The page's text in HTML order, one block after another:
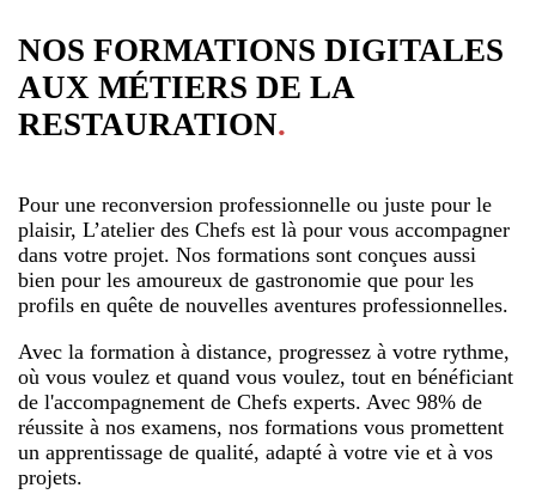
NOS FORMATIONS DIGITALES
AUX MÉTIERS DE LA
RESTAURATION.
Pour une reconversion professionnelle ou juste pour le
plaisir, L’atelier des Chefs est là pour vous accompagner
dans votre projet. Nos formations sont conçues aussi
bien pour les amoureux de gastronomie que pour les
profils en quête de nouvelles aventures professionnelles.
Avec la formation à distance, progressez à votre rythme,
où vous voulez et quand vous voulez, tout en bénéficiant
de l'accompagnement de Chefs experts. Avec 98% de
réussite à nos examens, nos formations vous promettent
un apprentissage de qualité, adapté à votre vie et à vos
projets.